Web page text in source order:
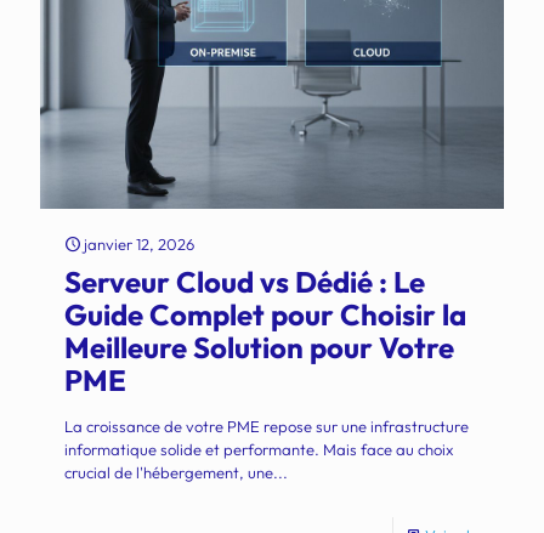
janvier 12, 2026
Serveur Cloud vs Dédié : Le
Guide Complet pour Choisir la
Meilleure Solution pour Votre
PME
La croissance de votre PME repose sur une infrastructure
informatique solide et performante. Mais face au choix
crucial de l'hébergement, une...